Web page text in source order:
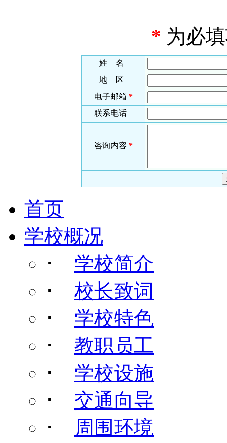
* 为必
姓 名
地 区
电子邮箱 *
联系电话
咨询内容 *
首页
学校概况
･ 学校简介
･ 校长致词
･ 学校特色
･ 教职员工
･ 学校设施
･ 交通向导
･ 周围环境